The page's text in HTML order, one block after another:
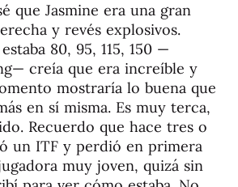
que Jasmine era una gran
y revés explosivos.
80, 95, 115, 150 —
creía que era increíble y
mostraría lo buena que
en sí misma. Es muy terca,
Recuerdo que hace tres o
un ITF y perdió en primera
muy joven, quizá sin